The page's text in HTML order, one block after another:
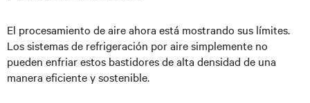
El procesamiento de aire ahora está mostrando sus límites.
Los sistemas de refrigeración por aire simplemente no
pueden enfriar estos bastidores de alta densidad de una
manera eficiente y sostenible.